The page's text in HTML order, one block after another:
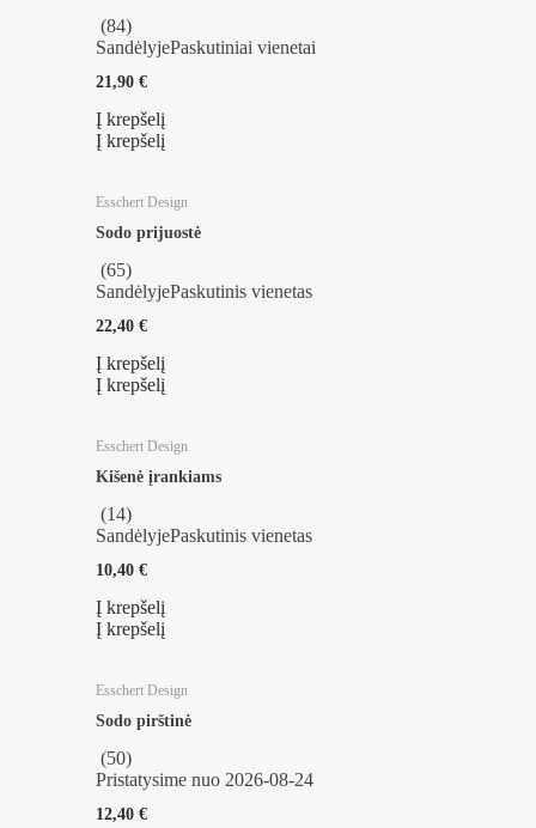
(84)
SandėlyjePaskutiniai vienetai
21,90 €
Į krepšelį
Į krepšelį
Esschert Design
Sodo prijuostė
(65)
SandėlyjePaskutinis vienetas
22,40 €
Į krepšelį
Į krepšelį
Esschert Design
Kišenė įrankiams
(14)
SandėlyjePaskutinis vienetas
10,40 €
Į krepšelį
Į krepšelį
Esschert Design
Sodo pirštinė
(50)
Pristatysime nuo 2026‑08‑24
12,40 €